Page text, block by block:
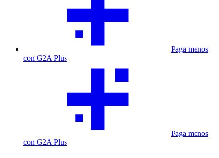
Paga menos
con G2A Plus
Paga menos
con G2A Plus